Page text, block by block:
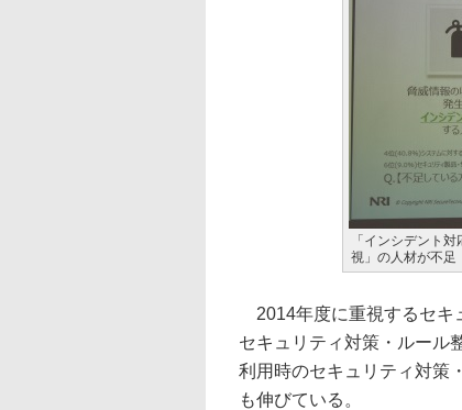
「インシデント
視」の人材が不足
2014年度に重視するセキ
セキュリティ対策・ルール
利用時のセキュリティ対策
も伸びている。